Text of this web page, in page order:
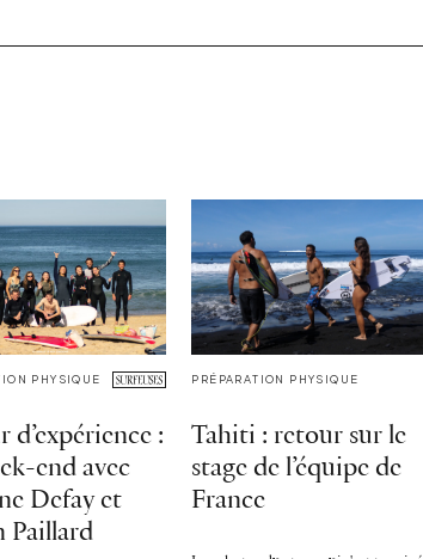
PHYSIQUE
d’expérience :
end avec
Defay et
Paillard
PRÉPARATION PHYSIQUE
Tahiti : retour sur le
stage de l’équipe de
France